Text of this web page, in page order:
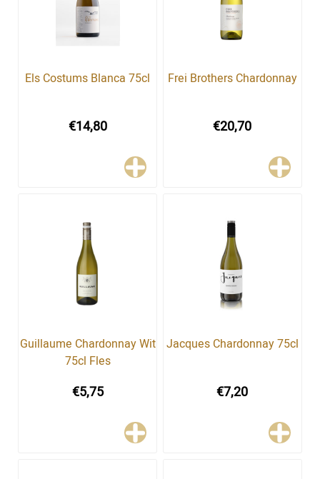
Els Costums Blanca 75cl
€14,80
Frei Brothers Chardonnay
€20,70
Guillaume Chardonnay Wit
75cl Fles
€5,75
Jacques Chardonnay 75cl
€7,20